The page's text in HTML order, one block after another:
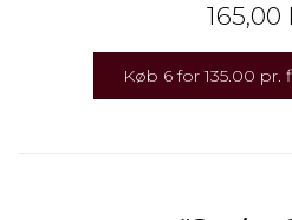
165,00
Køb 6 for 135.00 pr.